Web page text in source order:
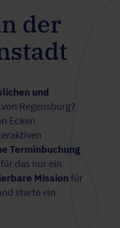
der
und
Regensburg?
Ecken
Terminbuchung
das nur ein
Mission für
starte ein